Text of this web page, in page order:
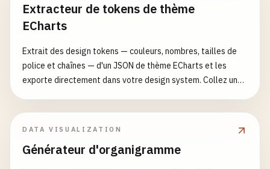
Extracteur de tokens de thème
ECharts
Extrait des design tokens — couleurs, nombres, tailles de
police et chaînes — d'un JSON de thème ECharts et les
exporte directement dans votre design system. Collez un
puis émet des variables CSS propres, un thème.extend
DATA VISUALIZATION
Générateur d'organigramme